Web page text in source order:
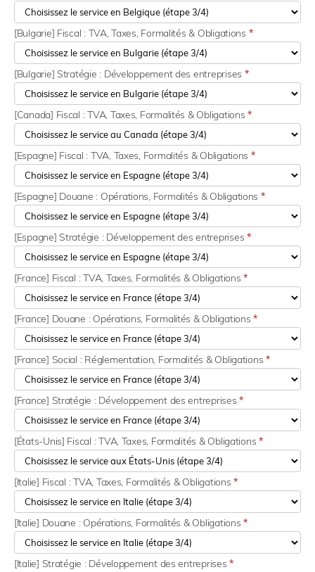
[Bulgarie] Fiscal : TVA, Taxes, Formalités & Obligations *
[Bulgarie] Stratégie : Développement des entreprises *
[Canada] Fiscal : TVA, Taxes, Formalités & Obligations*
[Espagne] Fiscal : TVA, Taxes, Formalités & Obligations *
[Espagne] Douane : Opérations, Formalités & Obligations *
[Espagne] Stratégie : Développement des entreprises *
[France] Fiscal : TVA, Taxes, Formalités & Obligations*
[France] Douane : Opérations, Formalités & Obligations*
[France] Social : Réglementation, Formalités & Obligations*
[France] Stratégie : Développement des entreprises*
[États-Unis] Fiscal : TVA, Taxes, Formalités & Obligations*
[Italie] Fiscal : TVA, Taxes, Formalités & Obligations*
[Italie] Douane : Opérations, Formalités & Obligations*
[Italie] Stratégie : Développement des entreprises*